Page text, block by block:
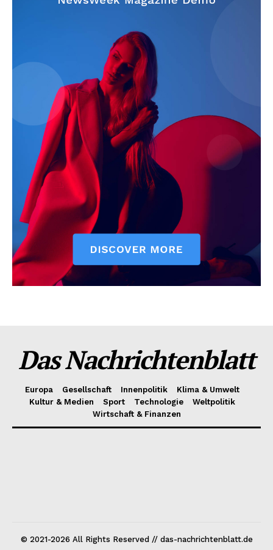
Das Nachrichtenblatt
Europa Gesellschaft Innenpolitik
Klima & Umwelt
Kultur & Medien
Sport Technologie
Weltpolitik
Wirtschaft & Finanzen
© 2021-2026 All Rights Reserved // das-nachrichtenblatt.de